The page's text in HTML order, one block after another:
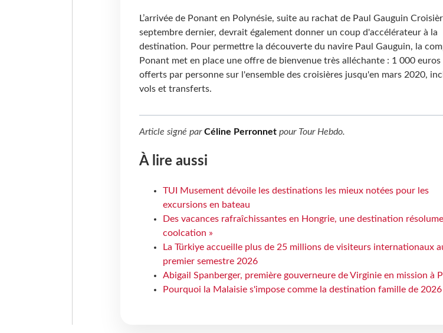
L’arrivée de Ponant en Polynésie, suite au rachat de Paul Gauguin
septembre dernier, devrait également donner un coup d'accélérateur à la
destination. Pour permettre la découverte du navire Paul Gauguin, la
Ponant met en place une offre de bienvenue très alléchante : 1 000 euros
offerts par personne sur l'ensemble des croisières jusqu'en mars 2020,
vols et transferts.
Article signé parCéline Perronnetpour Tour Hebdo.
À lire aussi
TUI Musement dévoile les destinations les mieux notées pour les
excursions en bateau
Des vacances rafraîchissantes en Hongrie, une destination
coolcation »
La Türkiye accueille plus de 25 millions de visiteurs internationaux
premier semestre 2026
Abigail Spanberger, première gouverneure de Virginie en mission à
Pourquoi la Malaisie s'impose comme la destination famille de 2026